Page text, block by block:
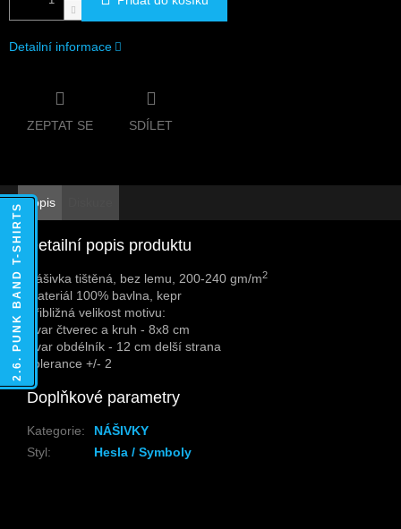
Detailní informace
ZEPTAT SE SDÍLET
Popis
Detailní popis produktu
Nášivka tištěná, bez lemu, 200-240 gm/m2
Materiál 100% bavlna, kepr
Přibližná velikost motivu:
Tvar čtverec a kruh - 8x8 cm
Tvar obdélník - 12 cm delší strana
Tolerance +/- 2
Doplňkové parametry
Kategorie:
NÁŠIVKY
Styl: Hesla / Symboly
2.6. PUNK BAND T-SHIRTS